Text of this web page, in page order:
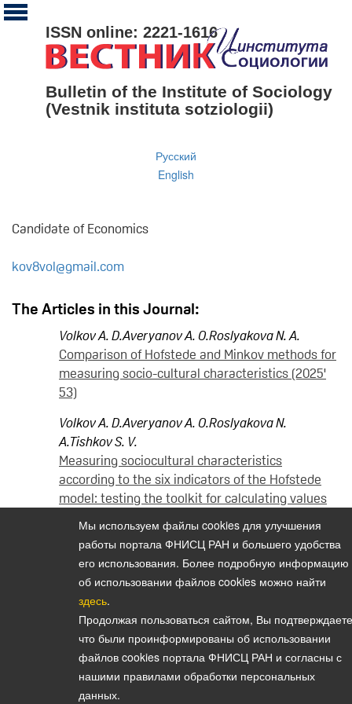
ISSN online: 2221-1616
Bulletin of the Institute of Sociology
(Vestnik instituta sotziologii)
Русский
English
Candidate of Economics
kov8vol@gmail.com
The Articles in this Journal:
Volkov A. D.Averyanov A. O.Roslyakova N. A.
Comparison of Hofstede and Minkov methods for
measuring socio-cultural characteristics (2025'
53)
Volkov A. D.Averyanov A. O.Roslyakova N.
A.Tishkov S. V.
Measuring sociocultural characteristics
according to the six indicators of the Hofstede
model: testing the toolkit for calculating values
at the individual level (2024' 48)
Политика конфиденциальности персональных данных
© 2026, Bulletin of the Institute of Sociology (Vestnik Instituta
vestnik@isras.ru
Мы используем файлы cookies для улучшения
работы портала ФНИСЦ РАН и большего удобства
его использования. Более подробную информацию
об использовании файлов cookies можно найти
здесь.
Продолжая пользоваться сайтом, Вы
что были проинформированы об использовании
файлов cookies портала ФНИСЦ РАН и согласны с
нашими правилами обработки персональных
данных.